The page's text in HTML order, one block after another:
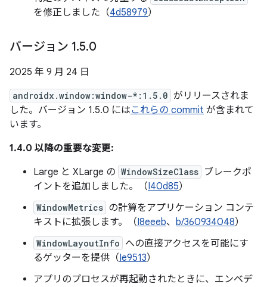
を修正しました（4d58979）
バージョン 1.5.0
2025 年 9 月 24 日
androidx.window:window-*:1.5.0 がリリースされま
した。バージョン 1.5.0 にはこれらの commit が含まれて
います。
1.4.0 以降の重要な変更:
Large と XLarge の WindowSizeClass ブレークポ
イントを追加しました。（I40d85）
WindowMetrics の計算をアプリケーション コンテ
キストに拡張します。（I8eeeb、 b/360934048）
WindowLayoutInfo への直接アクセスを可能にす
るゲッターを提供（Ie9513）
アプリのプロセスが再起動されたときに、エンベデ